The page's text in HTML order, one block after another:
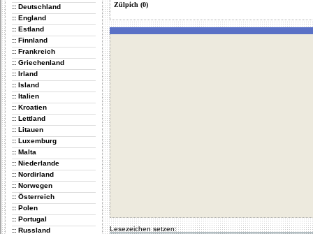
:: Deutschland
:: England
:: Estland
:: Finnland
:: Frankreich
:: Griechenland
:: Irland
:: Island
:: Italien
:: Kroatien
:: Lettland
:: Litauen
:: Luxemburg
:: Malta
:: Niederlande
:: Nordirland
:: Norwegen
:: Österreich
:: Polen
:: Portugal
:: Russland
Zülpich (0)
Lesezeichen setzen: